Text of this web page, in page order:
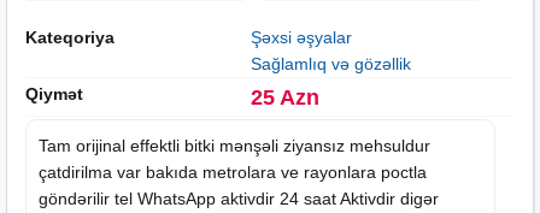
Kateqoriya
Şəxsi əşyalar
Sağlamlıq və gözəllik
Qiymət
25 Azn
Tam orijinal effektli bitki mənşəli ziyansız mehsuldur
çatdirilma var bakıda metrolara ve rayonlara poctla
göndərilir tel WhatsApp aktivdir 24 saatAktivdir digər